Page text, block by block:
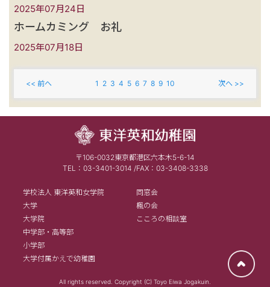
2025年07月24日
ホームカミング お礼
2025年07月18日
<< 前へ 1 2 3 4 5 6 7 8 9 10 次へ >>
〒106-0032東京都港区六本木5-6-14
TEL：03-3401-3014 /FAX：03-3408-3338
学校法人 東洋英和女学院
同窓会
大学
楓の会
大学院
こころの相談室
中学部・高等部
小学部
大学付属かえで幼稚園
All rights reserved. Copyright (C) Toyo Eiwa Jogakuin.